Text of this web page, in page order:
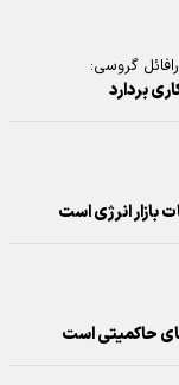
گروسی:
بردارد
بازار انرژی است
حاکمیتی است